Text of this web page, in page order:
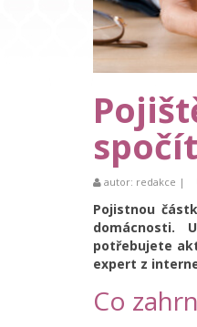
autor: redakce |
Pojistnou
domácnosti.
potřebujete
expert z
Co